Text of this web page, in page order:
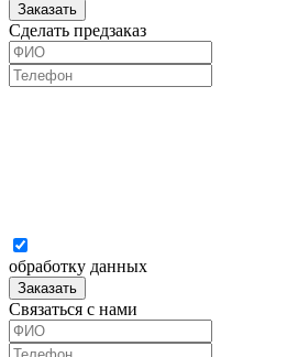
Заказать
Сделать предзаказ
обработку данных
Заказать
Связаться с нами